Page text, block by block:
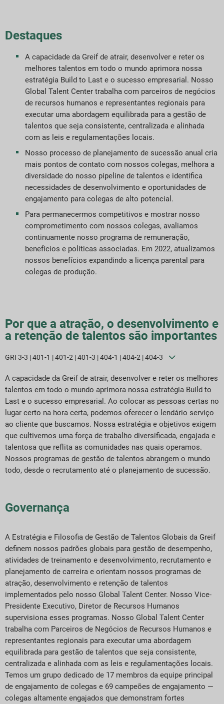
de Sustentabilidade
e Desempenho
de relatórios ESG
de downloads
Destaques
A capacidade da Greif de atrair, desenvolver e reter os
melhores talentos em todo o mundo aprimora nossa
estratégia Build to Last e o sucesso empresarial. Nosso
Global Talent Center trabalha com parceiros de negócios
de recursos humanos e representantes regionais para
executar uma abordagem equilibrada para a gestão de
talentos que seja consistente, centralizada e alinhada
com as leis e regulamentações locais.
Nosso processo de planejamento de sucessão anual cria
mais pontos de contato com nossos colegas, melhora a
diversidade do nosso pipeline de talentos e identifica
necessidades de desenvolvimento e oportunidades de
engajamento para colegas de alto potencial.
Para permanecermos competitivos e mostrar nosso
comprometimento com nossos colegas, avaliamos
continuamente nosso programa de remuneração,
benefícios e políticas associadas. Em 2022, atualizamos
nossos benefícios expandindo a licença parental para
colegas de produção.
Por que a atração, o desenvolvimento e
a retenção de talentos são importantes
GRI 3-3 | 401-1 | 401-2 | 401-3 | 404-1 | 404-2 | 404-3
A capacidade da Greif de atrair, desenvolver e reter os melhores
talentos em todo o mundo aprimora nossa estratégia Build to
Last e o sucesso empresarial. Ao colocar as pessoas certas no
lugar certo na hora certa, podemos oferecer o lendário serviço
ao cliente que buscamos. Nossa estratégia e objetivos exigem
que cultivemos uma força de trabalho diversificada, engajada e
talentosa que reflita as comunidades nas quais operamos.
Nossos programas de gestão de talentos abrangem o mundo
todo, desde o recrutamento até o planejamento de sucessão.
Governança
A Estratégia e Filosofia de Gestão de Talentos Globais da Greif
definem nossos padrões globais para gestão de desempenho,
atividades de treinamento e desenvolvimento, recrutamento e
planejamento de carreira e orientam nossos programas de
atração, desenvolvimento e retenção de talentos
implementados pelo nosso Global Talent Center. Nosso Vice-
Presidente Executivo, Diretor de Recursos Humanos
supervisiona esses programas. Nosso Global Talent Center
trabalha com Parceiros de Negócios de Recursos Humanos e
representantes regionais para executar uma abordagem
equilibrada para gestão de talentos que seja consistente,
centralizada e alinhada com as leis e regulamentações locais.
Temos um grupo dedicado de 17 membros da equipe principal
de engajamento de colegas e 69 campeões de engajamento —
colegas altamente engajados que demonstram fortes